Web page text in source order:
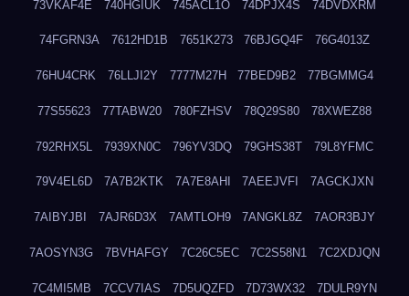
73VKAF4E 740HGIUK 745ACL1O 74DPJX4S 74DVDXRM
74FGRN3A 7612HD1B 7651K273 76BJGQ4F 76G4013Z
76HU4CRK 76LLJI2Y 7777M27H 77BED9B2 77BGMMG4
77S55623 77TABW20 780FZHSV 78Q29S80 78XWEZ88
792RHX5L 7939XN0C 796YV3DQ 79GHS38T 79L8YFMC
79V4EL6D 7A7B2KTK 7A7E8AHI 7AEEJVFI 7AGCKJXN
7AIBYJBI 7AJR6D3X 7AMTLOH9 7ANGKL8Z 7AOR3BJY
7AOSYN3G 7BVHAFGY 7C26C5EC 7C2S58N1 7C2XDJQN
7C4MI5MB 7CCV7IAS 7D5UQZFD 7D73WX32 7DULR9YN